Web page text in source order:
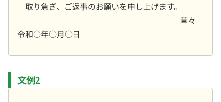
取り急ぎ、ご返事のお願いを申し上げます。
草々
令和○年○月○日
文例2